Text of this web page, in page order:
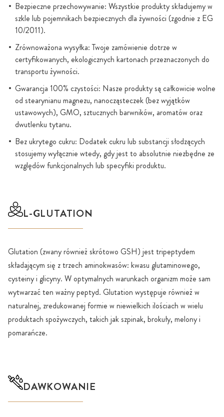
Bezpieczne przechowywanie: Wszystkie produkty składujemy w
szkle lub pojemnikach bezpiecznych dla żywności (zgodnie z EG
10/2011).
Zrównoważona wysyłka: Twoje zamówienie dotrze w
certyfikowanych, ekologicznych kartonach przeznaczonych do
transportu żywności.
Gwarancja 100% czystości: Nasze produkty są całkowicie wolne
od stearynianu magnezu, nanocząsteczek (bez wyjątków
ustawowych), GMO, sztucznych barwników, aromatów oraz
dwutlenku tytanu.
Bez ukrytego cukru: Dodatek cukru lub substancji słodzących
stosujemy wyłącznie wtedy, gdy jest to absolutnie niezbędne ze
względów funkcjonalnych lub specyfiki produktu.
L-GLUTATION
Glutation (zwany również skrótowo GSH) jest tripeptydem
składającym się z trzech aminokwasów: kwasu glutaminowego,
cysteiny i glicyny. W optymalnych warunkach organizm może sam
wytwarzać ten ważny peptyd. Glutation występuje również w
naturalnej, zredukowanej formie w niewielkich ilościach w wielu
produktach spożywczych, takich jak szpinak, brokuły, melony i
pomarańcze.
DAWKOWANIE